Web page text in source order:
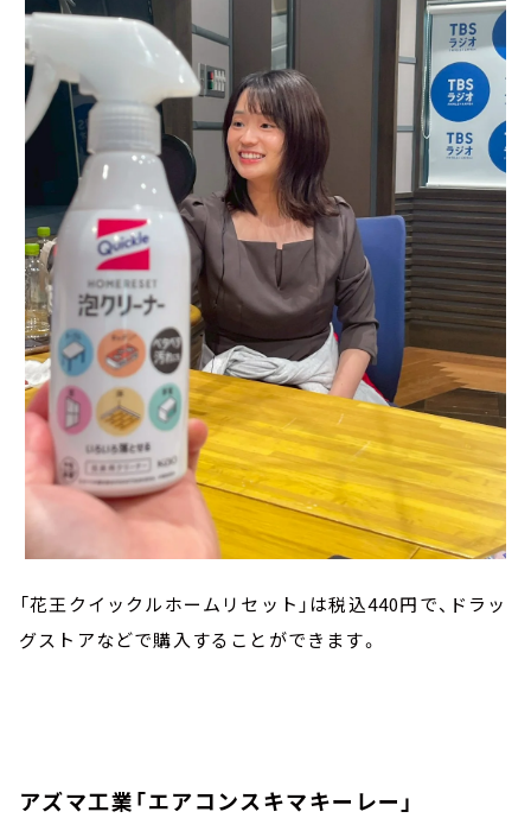
「花王クイックルホームリセット」は税込440円で、ドラッ
グストアなどで購入することができます。
アズマ工業「エアコンスキマキーレー」